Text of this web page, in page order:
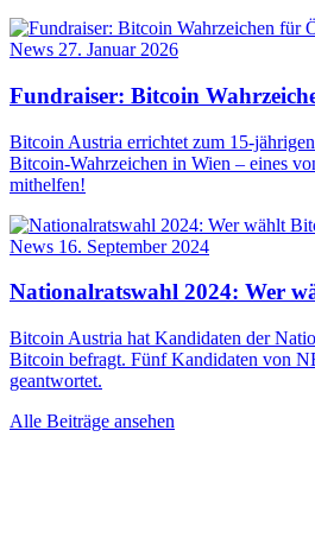
News 27. Januar 2026
Fundraiser: Bitcoin
Bitcoin Austria errichtet zum 15-
Bitcoin-Wahrzeichen in Wien – eines
mithelfen!
News 16. September 2024
Nationalratswahl 2024: Wer
Bitcoin Austria hat Kandidaten der
Bitcoin befragt. Fünf Kandidaten von
geantwortet.
Alle Beiträge ansehen